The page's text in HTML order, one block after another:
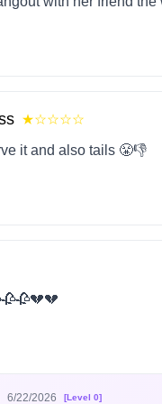
★☆☆☆☆
it and also tails 😤👎
6/22/2026 [Level 0]